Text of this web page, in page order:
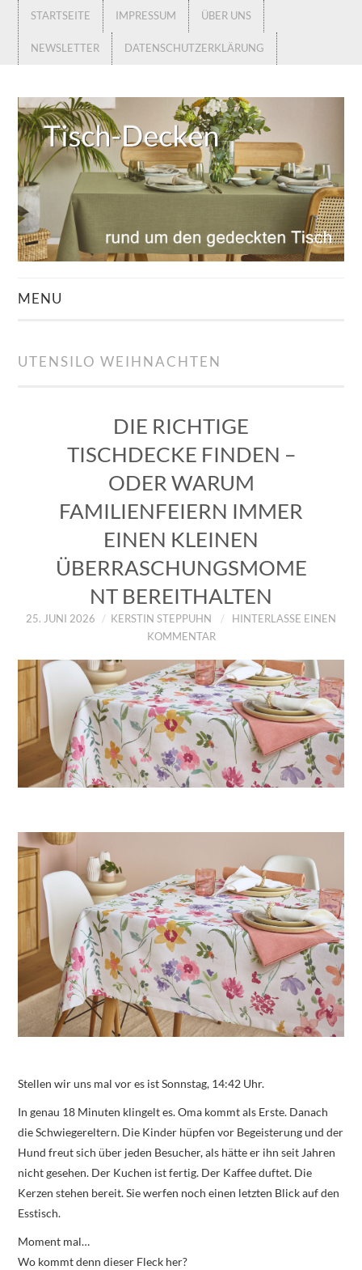
STARTSEITE IMPRESSUM ÜBER UNS
NEWSLETTER DATENSCHUTZERKLÄRUNG
MENU
ZUM SHOP
DATENSCHUTZERKLÄRUNG
UTENSILO WEIHNACHTEN
DIE RICHTIGE
TISCHDECKE FINDEN –
ODER WARUM
FAMILIENFEIERN IMMER
EINEN KLEINEN
ÜBERRASCHUNGSMOME
NT BEREITHALTEN
25. JUNI 2026 KERSTIN STEPPUHN
HINTERLASSE EINEN
KOMMENTAR
Stellen wir uns mal vor es ist Sonnstag, 14:42 Uhr.
In genau 18 Minuten klingelt es. Oma kommt als Erste. Danach
die Schwiegereltern. Die Kinder hüpfen vor Begeisterung und der
Hund freut sich über jeden Besucher, als hätte er ihn seit Jahren
nicht gesehen. Der Kuchen ist fertig. Der Kaffee duftet. Die
Kerzen stehen bereit. Sie werfen noch einen letzten Blick auf den
Esstisch.
Moment mal…
Wo kommt denn dieser Fleck her?